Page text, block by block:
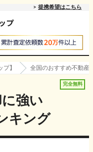
提携希望はこちら
】 全国のおすすめ不動産
完全無料
強い
キング